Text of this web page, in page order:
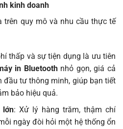
kinh doanh
trên quy mô và nhu cầu thực tế
thấp và sự tiện dụng là ưu tiên
in Bluetoothnhỏ gọn, giá cả
đầu tư thông minh, giúp bạn tiết
bảo hiệu quả.
lớn: Xử lý hàng trăm, thậm chí
ngày đòi hỏi một hệ thống ổn